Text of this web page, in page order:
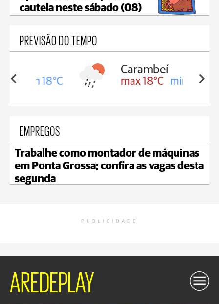
cautela neste sábado (08)
PREVISÃO DO TEMPO
18°C
Carambeí
max 18°C min 17°C
EMPREGOS
Trabalhe como montador de máquinas
em Ponta Grossa; confira as vagas desta
segunda
PUBLICIDADE
AREDEPLAY